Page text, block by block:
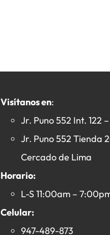
Visítanos en:
Jr. Puno 552 Int. 122
Jr. Puno 552 Tienda
Cercado de Lima
Horario:
L-S 11:00am –
Celular:
947-489-873